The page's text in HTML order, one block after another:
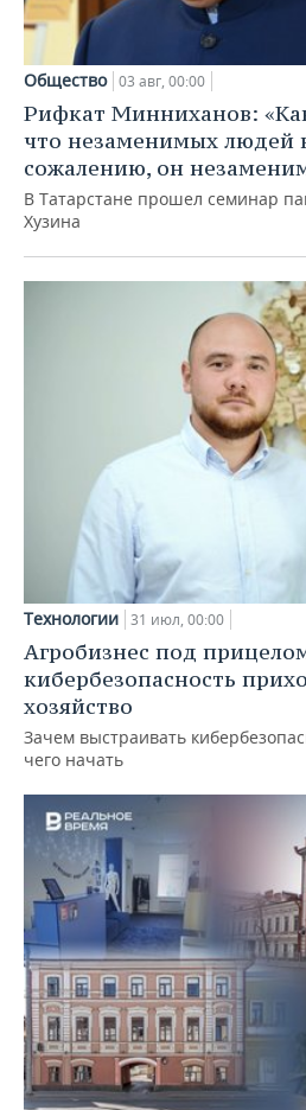
Общество 03 авг, 00:00
Рифкат Минниханов:
что незаменимых людей
сожалению, он
В Татарстане прошел семинар
Хузина
Технологии 31 июл, 00:00
Агробизнес под
кибербезопасность
хозяйство
Зачем выстраивать
чего начать